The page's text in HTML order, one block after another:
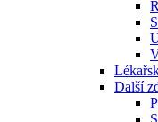
Další